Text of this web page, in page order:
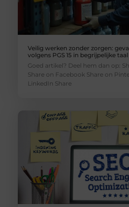
Veilig werken zonder zorgen:
volgens PGS 15 in begrijpelijke taal
Goed artikel? Deel hem dan op:
Share on Facebook Share on
LinkedIn Share